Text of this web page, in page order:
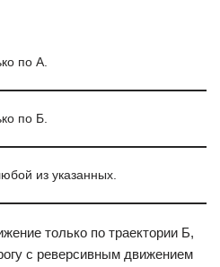
по А.
по Б.
из указанных.
только по траектории Б,
с реверсивным движением